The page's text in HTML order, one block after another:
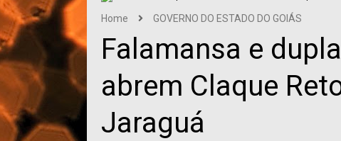
Home GOVERNO DO ESTADO DO GOIÁS
Falamansa e
abrem Claque
Jaraguá